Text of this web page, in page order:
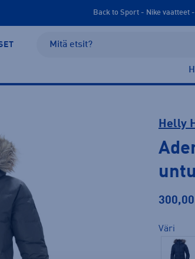
Back to Sport - Nike vaatteet
Helly
Väri